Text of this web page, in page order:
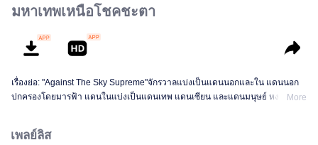
มหาเทพเหนือโชคชะตา
เรื่องย่อ: "Against The Sky Supreme"จักรวาลแบ่งเป็นแดนนอกและใน แดนนอก
ปกครองโดยมารฟ้า แดนในแบ่งเป็นแดนเทพ แดนเซียน และแดนมนุษย์ หงเห
สุดท้ายรวมแผ่นดินเทียนฝาเป็นหนึ่ง
More
เพลย์ลิส